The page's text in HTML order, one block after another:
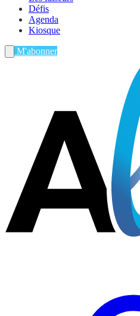
Défis
Agenda
Kiosque
M'abonner